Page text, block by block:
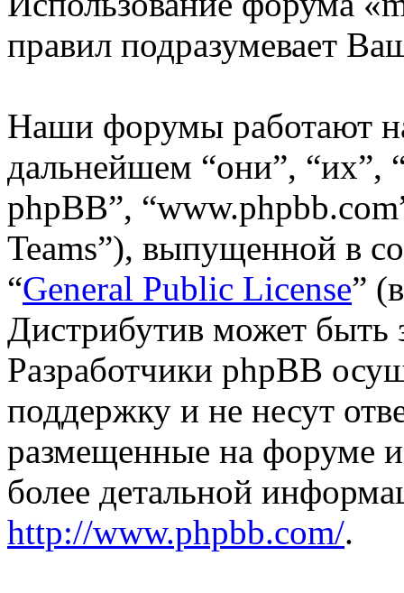
правил подразумевает
Наши форумы работают
дальнейшем “они”, “их”,
phpBB”,
Teams”), выпущенной в
“General Public License”
Дистрибутив может быть
Разработчики phpBB
поддержку и не несут
размещенные на форуме
более детальной
http://www.phpbb.com/.